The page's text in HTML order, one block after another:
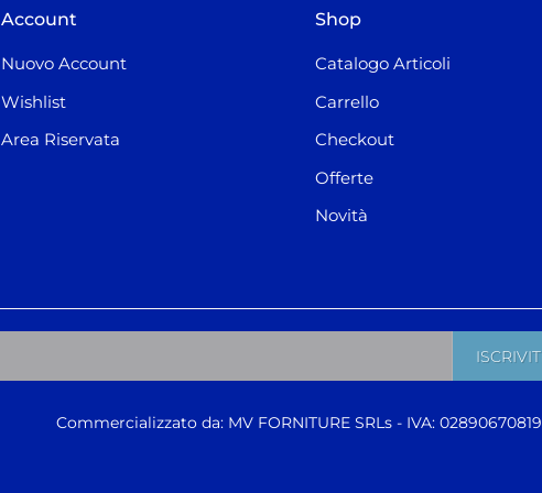
Account
Nuovo Account
Wishlist
Area Riservata
Shop
Catalogo Articoli
Carrello
Checkout
Offerte
Novità
Commercializzato da: MV FORNITURE SRLs - IVA: 02890670819